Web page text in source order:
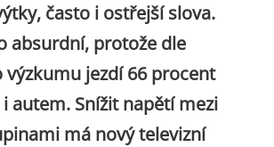
často i ostřejší slova.
absurdní, protože dle
výzkumu jezdí 66 procent
autem. Snížit napětí mezi
má nový televizní